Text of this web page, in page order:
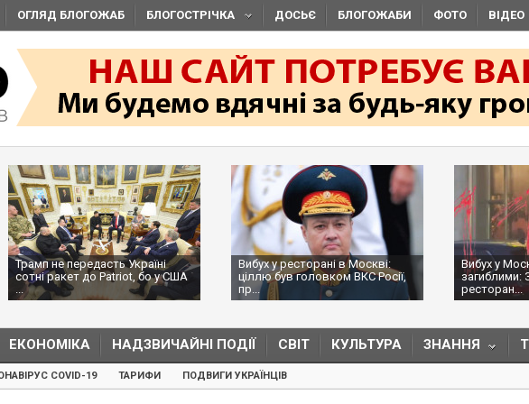
ОГЛЯД БЛОГОЖАБ БЛОГОСТРІЧКА ДОСЬЄ БЛОГОЖАБИ ФОТО ВІДЕО
Трамп не передасть Україні
сотні ракет до Patriot, бо у США
...
Вибух у ресторані в Москві:
ціллю був головком ВКС Росії,
пр...
Вибух у
загиблими:
ресторан...
ЕКОНОМІКА НАДЗВИЧАЙНІ ПОДІЇ СВІТ КУЛЬТУРА ЗНАННЯ
COVID-19 ТАРИФИ ПОДВИГИ УКРАЇНЦІВ